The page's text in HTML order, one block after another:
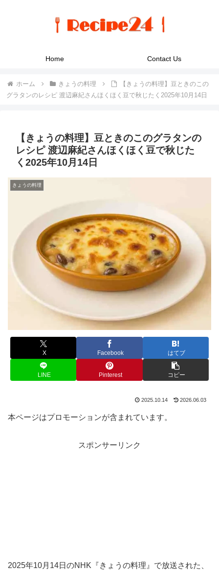
Home Contact Us
ホーム きょうの料理
【きょうの料理】豆ときのこの
グラタンのレシピ 渡辺麻紀さんほくほく豆で秋じたく2025年10月14日
【きょうの料理】豆ときのこのグラタンの
レシピ 渡辺麻紀さんほくほく豆で秋じた
く2025年10月14日
きょうの料理
X Facebook はてブ
LINE Pinterest コピー
2025.10.14 2026.06.03
本ページはプロモーションが含まれています。
スポンサーリンク
2025年10月14日のNHK『きょうの料理』で放送された、